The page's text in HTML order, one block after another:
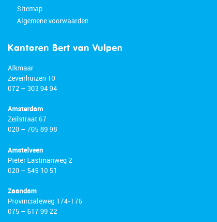
Sitemap
Algemene voorwaarden
Kantoren Bert van Vulpen
Alkmaar
Zevenhuizen 10
072 – 303 94 94
Amsterdam
Zeilstraat 67
020 – 705 89 98
Amstelveen
Pieter Lastmanweg 2
020 – 545 10 51
Zaandam
Provincialeweg 174-176
075 – 617 99 22